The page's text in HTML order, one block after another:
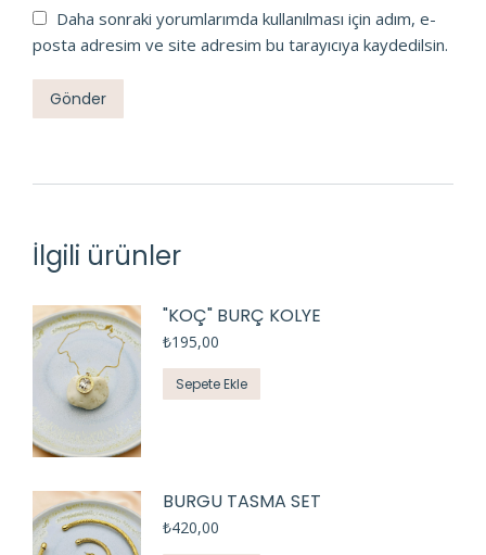
Daha sonraki yorumlarımda kullanılması için adım, e-
posta adresim ve site adresim bu tarayıcıya kaydedilsin.
İlgili ürünler
"KOÇ" BURÇ KOLYE
₺195,00
Sepete Ekle
BURGU TASMA SET
₺420,00